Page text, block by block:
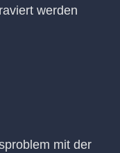
werden
mit der